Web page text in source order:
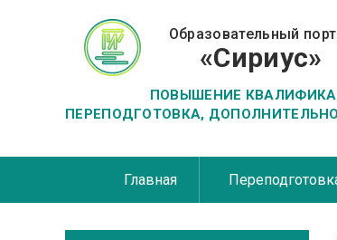
Образовательный
«Сириус»
ПОВЫШЕНИЕ
ПЕРЕПОДГОТОВКА,
Главная